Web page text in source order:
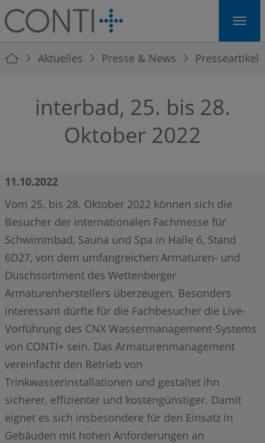
Skip to main navigation
Skip to main content
Skip to page footer
You are here:
Aktuelles Presse & News Presseartikel
interbad, 25. bis 28.
Oktober 2022
11.10.2022
Vom 25. bis 28. Oktober 2022 können sich die
Besucher der internationalen Fachmesse für
Schwimmbad, Sauna und Spa in Halle 6, Stand
6D27, von dem umfangreichen Armaturen- und
Duschsortiment des Wettenberger
Armaturenherstellers überzeugen. Besonders
interessant dürfte für die Fachbesucher die Live-
Vorführung des CNX Wassermanagement-Systems
von CONTI+ sein. Das Armaturenmanagement
vereinfacht den Betrieb von
Trinkwasserinstallationen und gestaltet ihn
sicherer, effizienter und kostengünstiger. Damit
eignet es sich insbesondere für den Einsatz in
Gebäuden mit hohen Anforderungen an